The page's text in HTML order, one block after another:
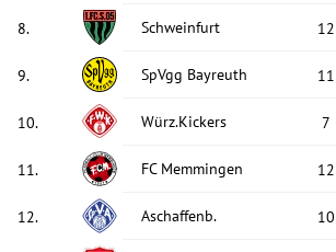
8. Schweinfurt 12
9. SpVgg Bayreuth 11
10. Würz.Kickers 7
11. FC Memmingen 12
12. Aschaffenb. 10